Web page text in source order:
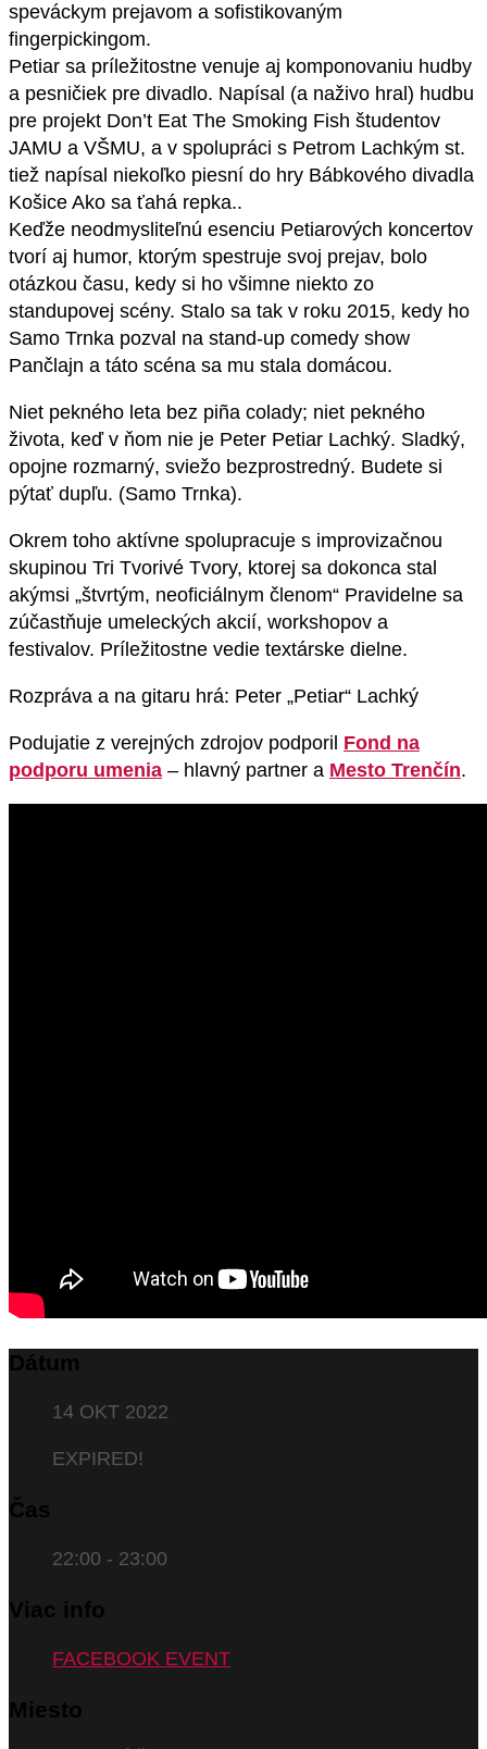
speváckym prejavom a sofistikovaným
fingerpickingom.
Petiar sa príležitostne venuje aj komponovaniu hudby
a pesničiek pre divadlo. Napísal (a naživo hral) hudbu
pre projekt Don’t Eat The Smoking Fish študentov
JAMU a VŠMU, a v spolupráci s Petrom Lachkým st.
tiež napísal niekoľko piesní do hry Bábkového divadla
Košice Ako sa ťahá repka..
Keďže neodmysliteľnú esenciu Petiarových koncertov
tvorí aj humor, ktorým spestruje svoj prejav, bolo
otázkou času, kedy si ho všimne niekto zo
standupovej scény. Stalo sa tak v roku 2015, kedy ho
Samo Trnka pozval na stand-up comedy show
Pančlajn a táto scéna sa mu stala domácou.
Niet pekného leta bez piña colady; niet pekného
života, keď v ňom nie je Peter Petiar Lachký. Sladký,
opojne rozmarný, sviežo bezprostredný. Budete si
pýtať dupľu. (Samo Trnka).
Okrem toho aktívne spolupracuje s improvizačnou
skupinou Tri Tvorivé Tvory, ktorej sa dokonca stal
akýmsi „štvrtým, neoficiálnym členom“ Pravidelne sa
zúčastňuje umeleckých akcií, workshopov a
festivalov. Príležitostne vedie textárske dielne.
Rozpráva a na gitaru hrá: Peter „Petiar“ Lachký
Podujatie z verejných zdrojov podporil Fond na
podporu umenia – hlavný partner a Mesto Trenčín.
Dátum
14 OKT 2022
EXPIRED!
Čas
22:00 - 23:00
Viac info
FACEBOOK EVENT
Miesto